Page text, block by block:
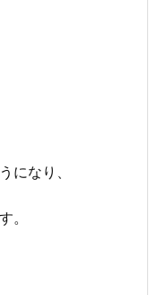
になり、
。